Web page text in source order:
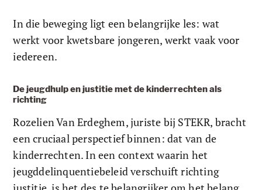
In die beweging ligt een belangrijke les: wat
werkt voor kwetsbare jongeren, werkt vaak voor
iedereen.
De jeugdhulp en justitie met de kinderrechten als
richting
Rozelien Van Erdeghem, juriste bij STEKR, bracht
een cruciaal perspectief binnen: dat van de
kinderrechten. In een context waarin het
jeugddelinquentiebeleid verschuift richting